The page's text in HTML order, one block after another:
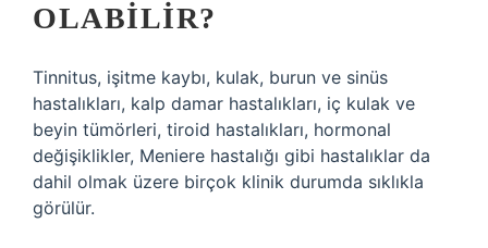
OLABILIR?
Tinnitus, işitme kaybı, kulak, burun ve sinüs
hastalıkları, kalp damar hastalıkları, iç kulak ve
beyin tümörleri, tiroid hastalıkları, hormonal
değişiklikler, Meniere hastalığı gibi hastalıklar da
dahil olmak üzere birçok klinik durumda sıklıkla
görülür.